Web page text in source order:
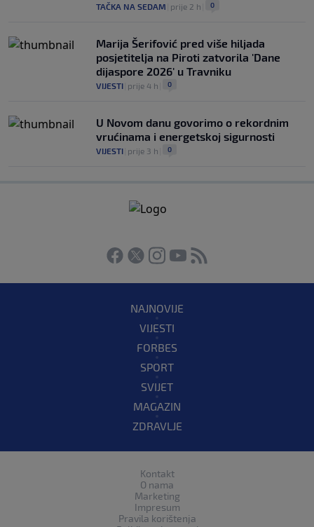
TAČKA NA SEDAM prije 2 h 0
Marija Šerifović pred više hiljada
posjetitelja na Piroti zatvorila 'Dane
dijaspore 2026' u Travniku
VIJESTI prije 4 h 0
U Novom danu govorimo o rekordnim
vrućinama i energetskoj sigurnosti
VIJESTI prije 3 h 0
NAJNOVIJE
VIJESTI
FORBES
SPORT
SVIJET
MAGAZIN
ZDRAVLJE
Kontakt
O nama
Marketing
Impresum
Pravila korištenja